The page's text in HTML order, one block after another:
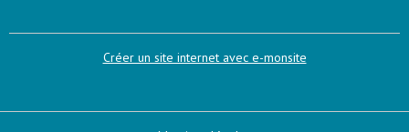
Créer un site internet avec e-monsite